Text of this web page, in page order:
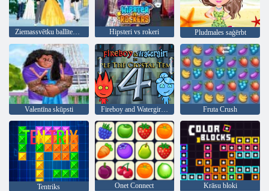
Ziemassvētku ballītes meitenes Hipsteri vs rokeri Pludmales saģērbt
Valentīna skūpsti Fireboy and Watergirl 4: Kristāla templis Fruta Crush
Tentriks Onet Connect Krāsu bloki